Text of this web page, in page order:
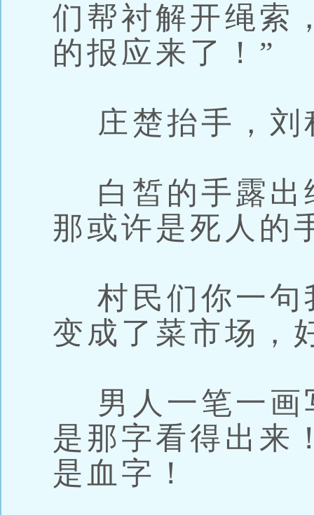
们帮衬解开绳索
的报应来了！”
庄楚抬手，刘
白皙的手露出
那或许是死人的
村民们你一句
变成了菜市场，
男人一笔一画
是那字看得出来
是血字！